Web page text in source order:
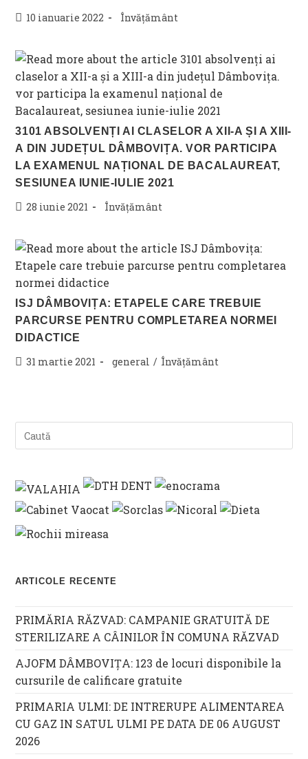
Post10 ianuarie 2022
Post
Învățământ
3101 ABSOLVENȚI AI CLASELOR A XII-A ȘI A XIII-
A DIN JUDEȚUL DÂMBOVIȚA. VOR PARTICIPA
LA EXAMENUL NAȚIONAL DE BACALAUREAT,
SESIUNEA IUNIE-IULIE 2021
Post28 iunie 2021
Post
Învățământ
ISJ DÂMBOVIȚA: ETAPELE CARE TREBUIE
PARCURSE PENTRU COMPLETAREA NORMEI
DIDACTICE
Post31 martie 2021
Post
general / Învățământ
ARTICOLE RECENTE
PRIMĂRIA RĂZVAD: CAMPANIE GRATUITĂ DE
STERILIZARE A CÂINILOR ÎN COMUNA RĂZVAD
AJOFM DÂMBOVIȚA: 123 de locuri disponibile la
cursurile de calificare gratuite
PRIMARIA ULMI: DE INTRERUPE ALIMENTAREA
CU GAZ IN SATUL ULMI PE DATA DE 06 AUGUST
2026